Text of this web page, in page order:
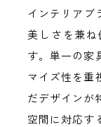
インテリアブ
美しさを兼
す。単一の家
マイズ性を重
だデザインが
空間に対応す